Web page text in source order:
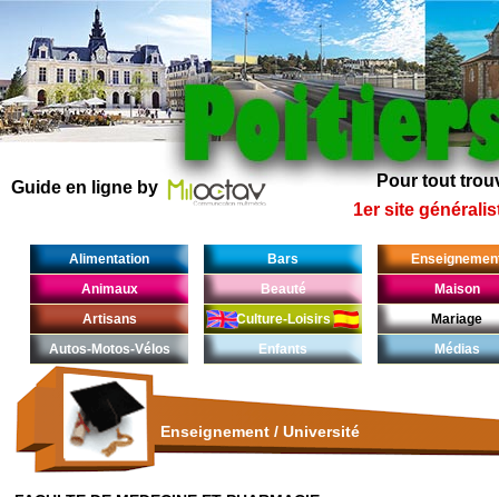
Pour tout
1er site
Guide en ligne by
Alimentation
Animaux
Artisans
Autos-Motos-Vélos
Bars
Beauté
Culture-Loisirs
Enfants
Maison
Mariage
Médias
Enseignement / Université